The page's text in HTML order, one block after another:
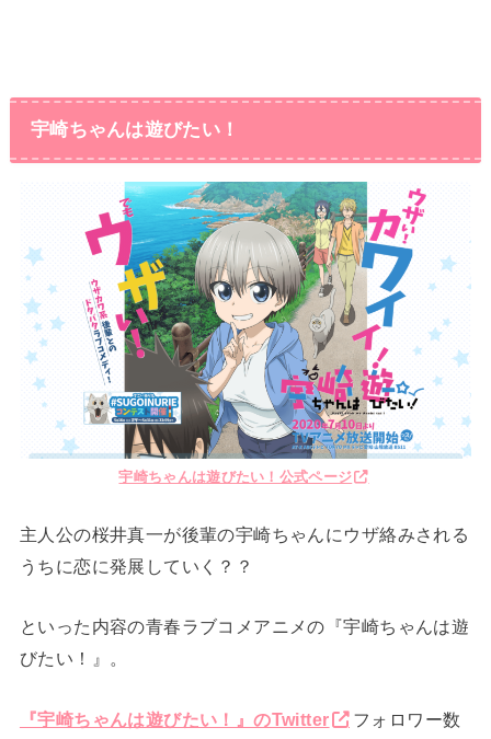
宇崎ちゃんは遊びたい！
宇崎ちゃんは遊びたい！公式ページ
主人公の桜井真一が後輩の宇崎ちゃんにウザ絡みされる
うちに恋に発展していく？？
といった内容の青春ラブコメアニメの『宇崎ちゃんは遊
びたい！』。
『宇崎ちゃんは遊びたい！』のTwitter
フォロワー数